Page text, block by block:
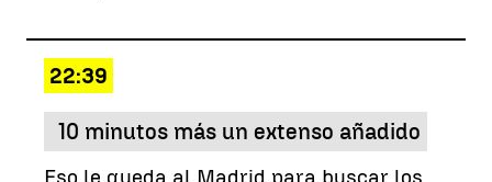
22:39
10 minutos más un extenso añadido
Eso le queda al Madrid para buscar los